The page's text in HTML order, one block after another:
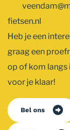
fietsen.nl
Heb je een
graag een
op of kom langs
voor je klaar!
Bel ons